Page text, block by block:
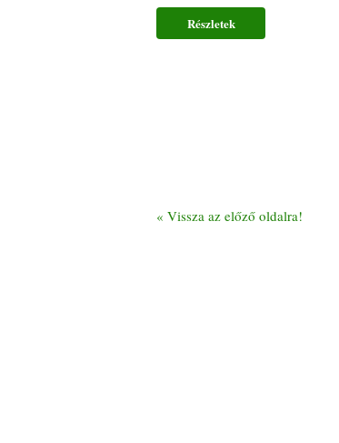
Részletek
« Vissza az előző oldalra!